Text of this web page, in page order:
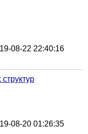
08-22 22:40:16
08-20 01:26:35